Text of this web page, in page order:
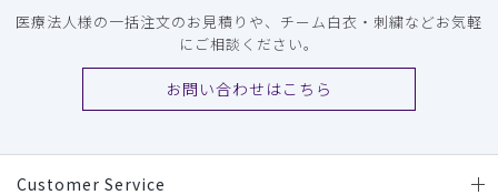
医療法人様の一括注文のお見積りや、チーム白衣・刺繍などお気軽
にご相談ください。
お問い合わせはこちら
Customer Service